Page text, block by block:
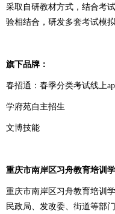
采取自研教材方式，结合考
验相结合，研发多套考试模
旗下品牌：
春招通：春季分类考试线上
学府苑自主招生
文博技能
重庆市南岸区习舟教育培训
重庆市南岸区习舟教育培训
民政局、发改委、街道等部